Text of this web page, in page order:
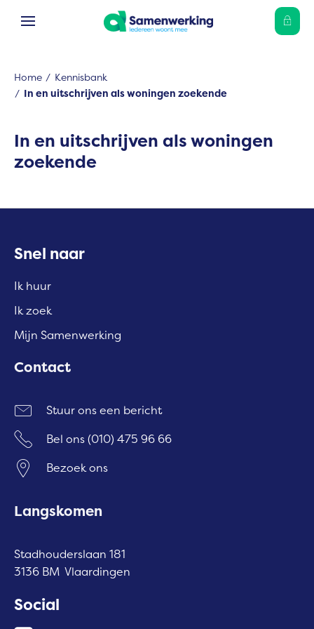
Naar de homepage
Ga naar Hoofd
Home
Kennisbank
In en uitschrijven als woningen zoekende
In en uitschrijven als woningen
zoekende
Contactinformatie
Snel naar
Ik huur
Ik zoek
Mijn Samenwerking
Contact
Stuur ons een bericht
Bel ons(010) 475 96 66
Bezoek ons
Langskomen
Stadhouderslaan 181
3136 BM Vlaardingen
Social